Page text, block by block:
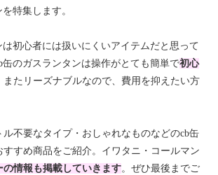
特集します。
初心者には扱いにくいアイテムだと思って
缶のガスランタンは操作がとても簡単で初心
またリーズナブルなので、費用を抑えたい方
ル不要なタイプ・おしゃれなものなどのcb缶
すめ商品をご紹介。イワタニ・コールマン
の情報も掲載していきます。ぜひ最後までご